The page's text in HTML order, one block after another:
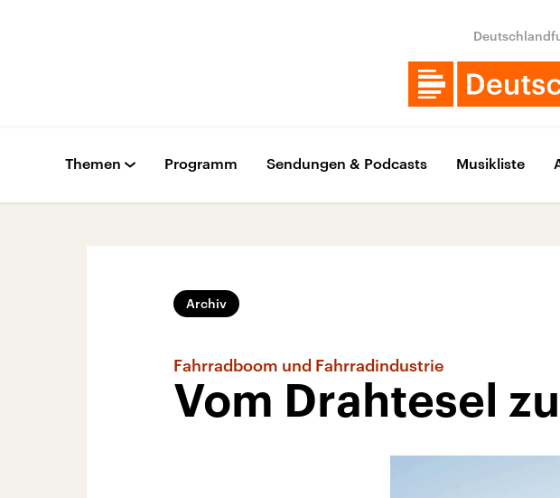
Themen Programm Sendungen & Podcasts Musikliste
Archiv
Fahrradboom und Fahrradindustrie
Vom Drahtesel